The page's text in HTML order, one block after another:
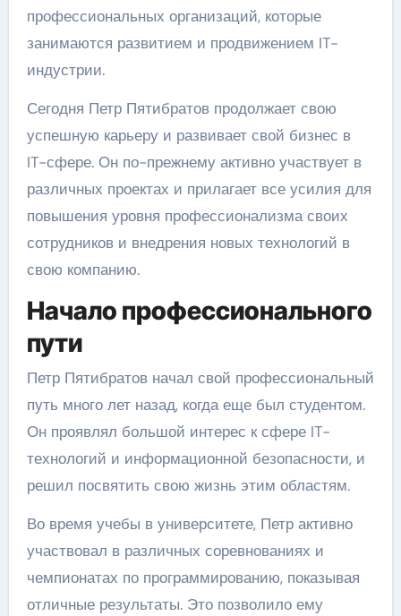
профессиональных организаций, которые
занимаются развитием и продвижением IT-
индустрии.
Сегодня Петр Пятибратов продолжает свою
успешную карьеру и развивает свой бизнес в
IT-сфере. Он по-прежнему активно участвует в
различных проектах и прилагает все усилия для
повышения уровня профессионализма своих
сотрудников и внедрения новых технологий в
свою компанию.
Начало профессионального
пути
Петр Пятибратов начал свой профессиональный
путь много лет назад, когда еще был студентом.
Он проявлял большой интерес к сфере IT-
технологий и информационной безопасности, и
решил посвятить свою жизнь этим областям.
Во время учебы в университете, Петр активно
участвовал в различных соревнованиях и
чемпионатах по программированию, показывая
отличные результаты. Это позволило ему